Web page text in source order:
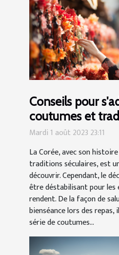
Conseils pour
coutumes et
coréennes
Mardi 1 août 2023 23:11
La Corée, avec son
traditions séculaires, est
découvrir. Cependant, le
être déstabilisant pour les
rendent. De la façon de
bienséance lors des
série de coutumes...